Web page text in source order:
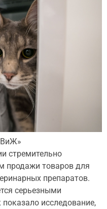
стремительно
продажи товаров для
препаратов.
серьезными
исследование,